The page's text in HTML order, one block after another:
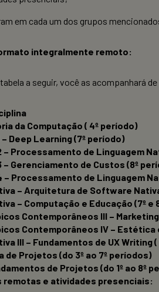
em cada um dos grupos
integralmente remoto:
a seguir, você as acompanhará
da Computação ( 4º período)
– Deep Learning (7º período)
– Processamento de Linguagem
– Gerenciamento de Custos (8º
– Processamento de Linguagem
– Arquitetura de Software
– Computação e Educação (7º e
Contemporâneos III –
Contemporâneos IV – Estética
III – Fundamentos de UX Writing (
de Projetos (do 3º ao 7º períodos)
de Projetos (do 1º ao 8º
remotas e atividades presenciais: